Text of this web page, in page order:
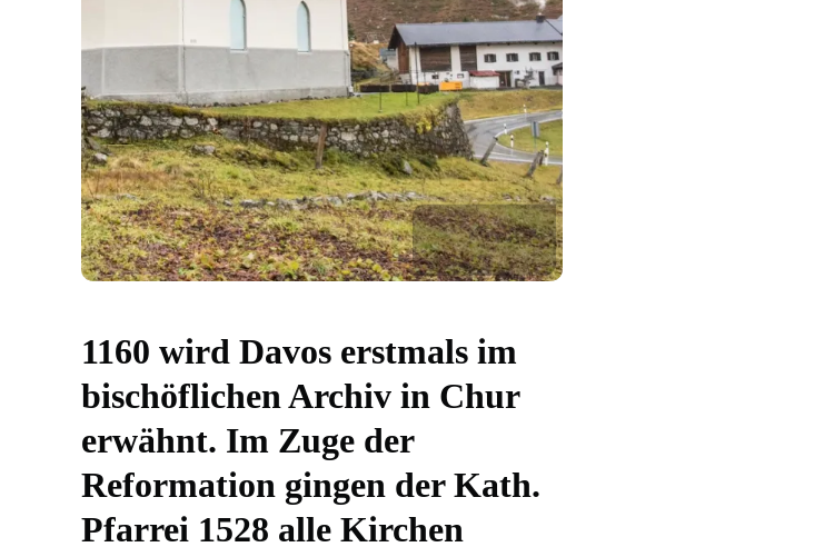
1160 wird Davos erstmals im
bischöflichen Archiv in Chur
erwähnt. Im Zuge der
Reformation gingen der Kath.
Pfarrei 1528 alle Kirchen